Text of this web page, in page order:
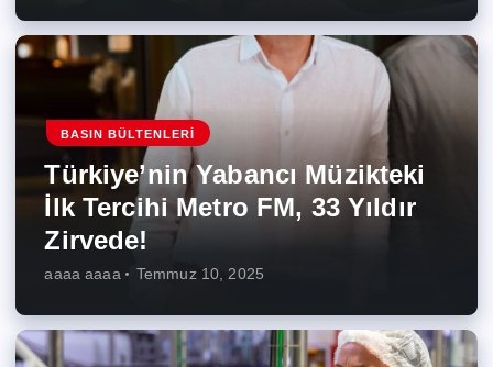
BASIN BÜLTENLERI
Türkiye’nin Yabancı Müzikteki
İlk Tercihi Metro FM, 33 Yıldır
Zirvede!
aaaa aaaa Temmuz 10, 2025